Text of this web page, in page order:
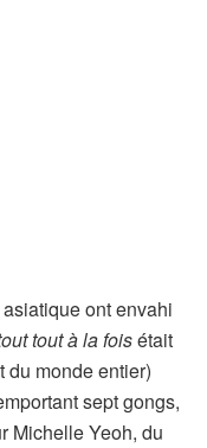
ont envahi
tout à la foisétait
du monde entier)
sept gongs,
Michelle Yeoh, du